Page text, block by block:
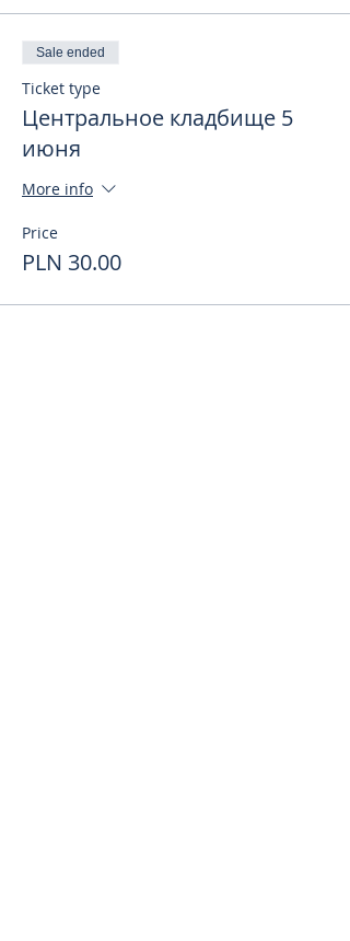
Sale ended
Ticket type
Центральное кладбище 5
июня
More info
Price
PLN 30.00